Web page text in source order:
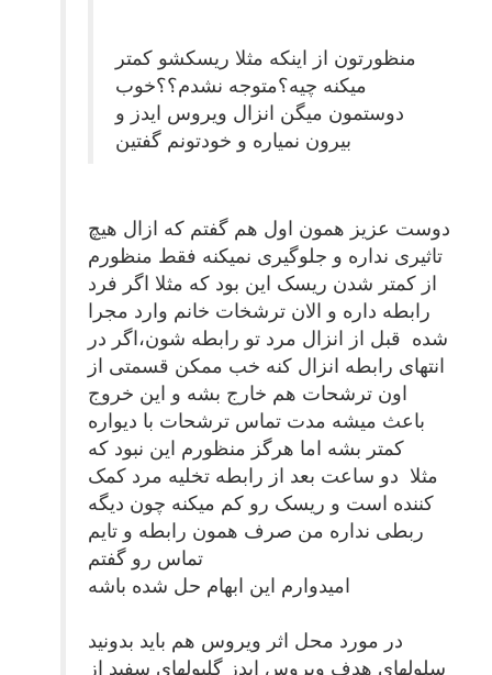
منظورتون از اینکه مثلا ریسکشو کمتر
میکنه چیه؟متوجه نشدم؟؟خوب
دوستمون میگن انزال ویروس ایدز و
بیرون نمیاره و خودتونم گفتین
دوست عزیز همون اول هم گفتم که ازال هیچ
تاثیری نداره و جلوگیری نمیکنه فقط منظورم
از کمتر شدن ریسک این بود که مثلا اگر فرد
رابطه داره و الان ترشخات خانم وارد مجرا
شده قبل از انزال مرد تو رابطه شون،اگر در
انتهای رابطه انزال کنه خب ممکن قسمتی از
اون ترشحات هم خارج بشه و این خروج
باعث میشه مدت تماس ترشحات با دیواره
کمتر بشه اما هرگز منظورم این نبود که
مثلا دو ساعت بعد از رابطه تخلیه مرد کمک
کننده است و ریسک رو کم میکنه چون دیگه
ربطی نداره من صرف همون رابطه و تایم
تماس رو گفتم
امیدوارم این ابهام حل شده باشه
در مورد محل اثر ویروس هم باید بدونید
سلولهای هدف ویروس ایدز گلبولهای سفید از